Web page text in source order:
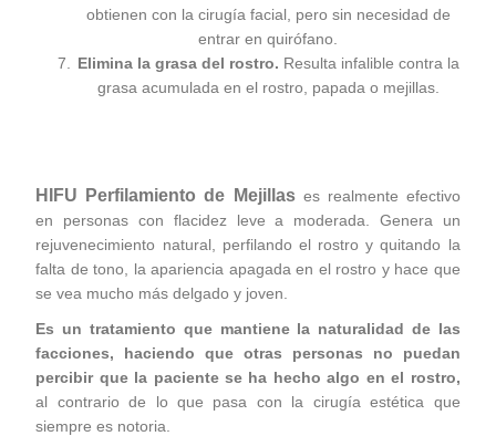
obtienen con la cirugía facial, pero sin necesidad de
entrar en quirófano.
Elimina la grasa del rostro. Resulta infalible contra la
grasa acumulada en el rostro, papada o mejillas.
HIFU Perfilamiento de Mejillas es realmente efectivo
en personas con flacidez leve a moderada. Genera un
rejuvenecimiento natural, perfilando el rostro y quitando la
falta de tono, la apariencia apagada en el rostro y hace que
se vea mucho más delgado y joven.
Es un tratamiento que mantiene la naturalidad de las
facciones, haciendo que otras personas no puedan
percibir que la paciente se ha hecho algo en el rostro,
al contrario de lo que pasa con la cirugía estética que
siempre es notoria.